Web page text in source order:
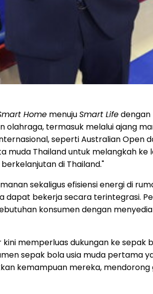
Home menujuSmart Life
olahraga, termasuk melalui ajang
seperti Australian Open
Thailand untuk melangkah
di Thailand."
sekaligus efisiensi energi di
bekerja secara terintegrasi.
konsumen dengan
memperluas dukungan ke sepak
sepak bola usia muda pertama
kemampuan mereka,